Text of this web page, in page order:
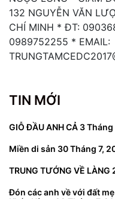
132 NGUYỄN VĂN
CHÍ MINH * ĐT:
0989752255 * EMAIL:
TIN MỚI
GIỖ ĐẦU ANH CẢ 3
Miền di sản 30 Tháng 7,
TRUNG TƯỚNG VỀ LÀNG
Đón các anh về với đất